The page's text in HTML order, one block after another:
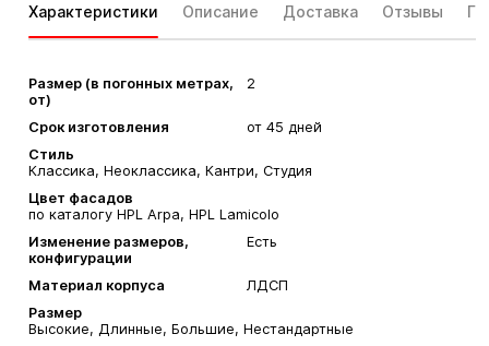
Характеристики Описание Доставка Отзывы
Размер (в погонных метрах,
от)
2
Срок изготовления
от 45 дней
Стиль
Классика, Неоклассика, Кантри, Студия
Цвет фасадов
по каталогу HPL Arpa, HPL Lamicolo
Изменение размеров,
конфигурации
Есть
Материал корпуса
ЛДСП
Размер
Высокие, Длинные, Большие, Нестандартные